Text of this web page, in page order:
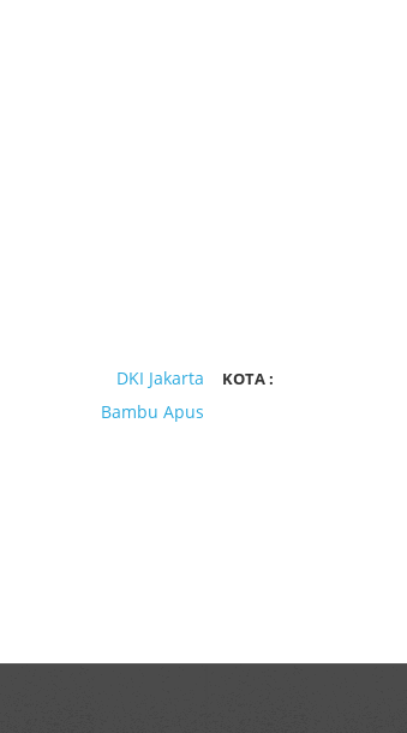
DKI Jakarta KOTA :
Bambu Apus